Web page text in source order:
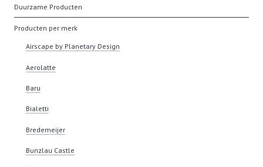
Duurzame Producten
Producten per merk
Airscape by Planetary Design
Aerolatte
Baru
Bialetti
Bredemeijer
Bunzlau Castle